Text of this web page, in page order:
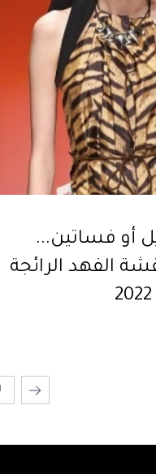
أو فساتين...
الفهد الرائجة